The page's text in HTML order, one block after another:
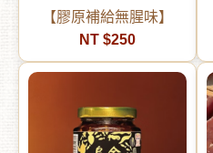
【膠原補給無腥味】
NT $250